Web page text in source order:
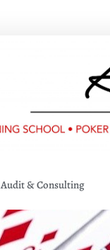
Audit & Consulting